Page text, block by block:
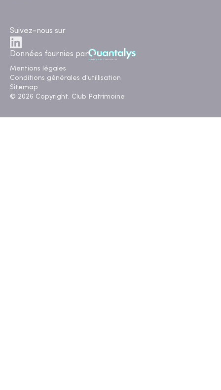
Suivez-nous sur
Données fournies par
Mentions légales
Conditions générales d'utillisation
Sitemap
© 2026 Copyright. Club Patrimoine